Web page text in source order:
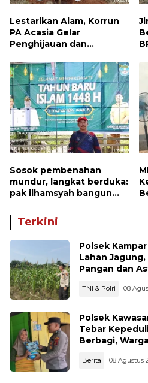
Lestarikan Alam, Korrun
PA Acasia Gelar
Penghijauan dan
Wujudkan Kepedulian
Lingkungan
Sosok pembenahan
mundur, langkat berduka:
pak ilhamsyah bangun
dunia pendidikan kita
Terkini
Polsek
Lahan
Pangan dan
TNI & Polri 08
Polsek
Tebar
Berbagi,
Berita 08 Agustus